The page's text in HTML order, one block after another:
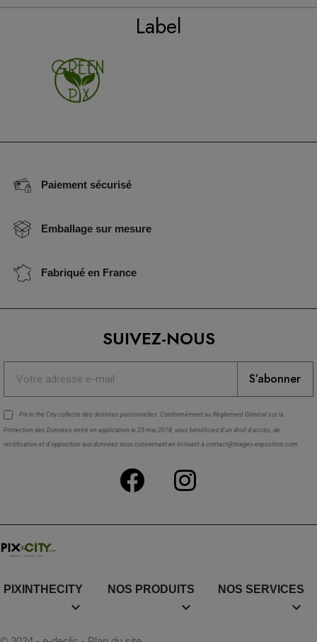
Label
Paiement sécurisé
Emballage sur mesure
Fabriqué en France
SUIVEZ-NOUS
S’abonner
Pix in the City collecte des données personnelles. Conformément au Règlement Général sur la
Protection des Données entré en application le 25 mai 2018, vous bénéficiez d'un droit d'accès, de
rectification et d'opposition aux données vous concernant en écrivant à contact@tirages-exposition.com
PIXINTHECITY

NOS PRODUITS

NOS SERVICES
